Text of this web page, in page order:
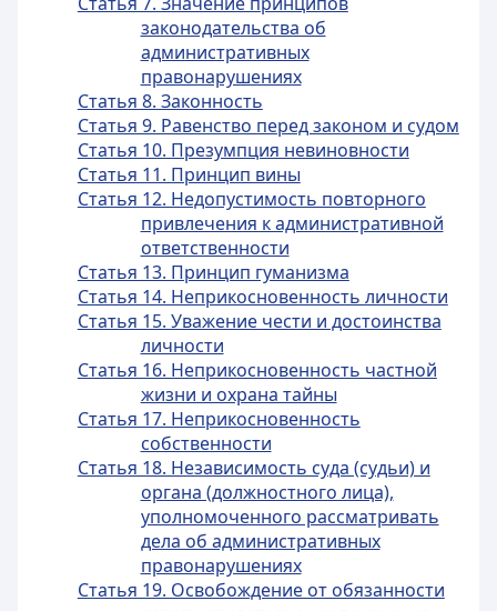
законодательства об
административных
правонарушениях
Статья 8. Законность
Статья 9. Равенство перед законом и судом
Статья 10. Презумпция невиновности
Статья 11. Принцип вины
Статья 12. Недопустимость повторного
привлечения к административной
ответственности
Статья 13. Принцип гуманизма
Статья 14. Неприкосновенность личности
Статья 15. Уважение чести и достоинства
личности
Статья 16. Неприкосновенность частной
жизни и охрана тайны
Статья 17. Неприкосновенность
собственности
Статья 18. Независимость суда (судьи) и
органа (должностного лица),
уполномоченного рассматривать
дела об административных
правонарушениях
Статья 19. Освобождение от обязанности